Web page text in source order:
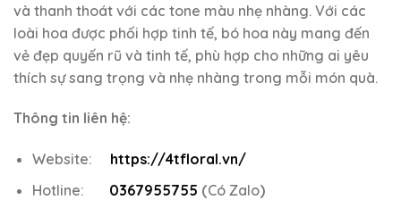
và thanh thoát với các tone màu nhẹ nhàng. Với các
loài hoa được phối hợp tinh tế, bó hoa này mang đến
vẻ đẹp quyến rũ và tinh tế, phù hợp cho những ai yêu
thích sự sang trọng và nhẹ nhàng trong mỗi món quà.
Thông tin liên hệ:
Website:
https://4tfloral.vn/
Hotline:
0367955755 (Có Zalo)